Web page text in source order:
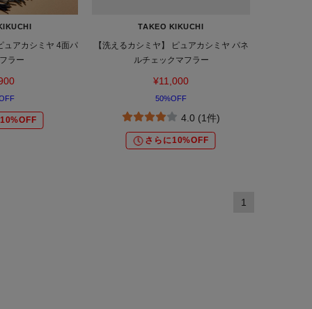
ュアカシミヤ 4面パ
ラー
TAKEO KIKUCHI
【洗えるカシミヤ】 ピュアカシミヤ パネ
ルチェックマフラー
¥11,000
50%OFF
4.0 (1件)
さらに10%OFF
1